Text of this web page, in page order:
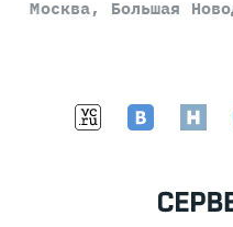
Москва, Большая